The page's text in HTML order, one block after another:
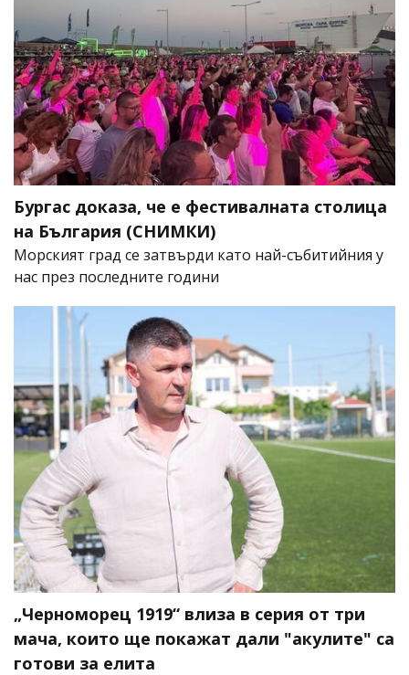
Бургас доказа, че е фестивалната столица
на България (СНИМКИ)
Морският град се затвърди като най-събитийния у
нас през последните години
„Черноморец 1919“ влиза в серия от три
мача, които ще покажат дали "акулите" са
готови за елита